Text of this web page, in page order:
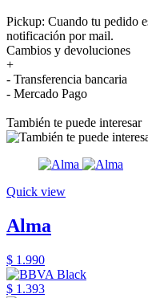
Pickup: Cuando tu pedido
notificación por mail.
Cambios y devoluciones
+
- Transferencia bancaria
- Mercado Pago
También te puede interesar
Quick view
Alma
$ 1.990
$ 1.393